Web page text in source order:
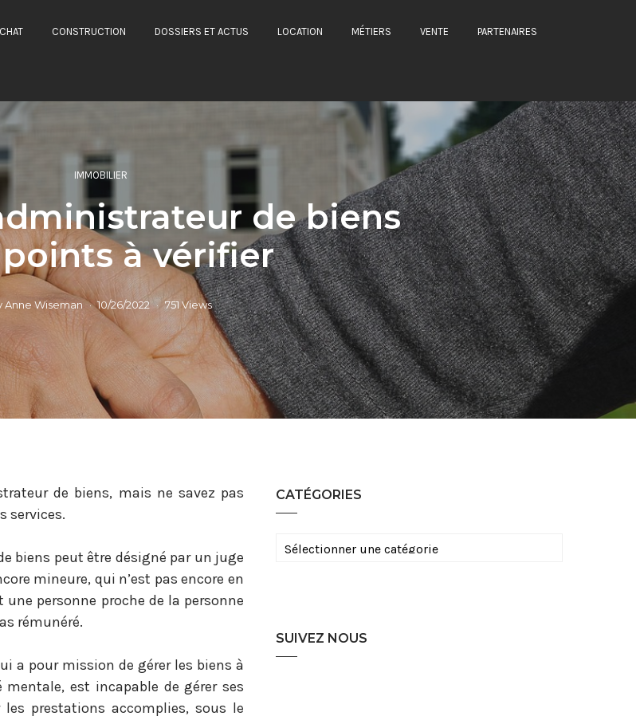
CONSTRUCTION DOSSIERS ET ACTUS LOCATION MÉTIERS VENTE PARTENAIRES
IMMOBILIER
de biens
à vérifier
Anne Wiseman 10/26/2022 751 Views
de biens, mais ne savez pas
services.
biens peut être désigné par un juge
mineure, qui n’est pas encore en
personne proche de la personne
rémunéré.
a pour mission de gérer les biens à
est incapable de gérer ses
prestations accomplies, sous le
CATÉGORIES
Catégories
SUIVEZ NOUS